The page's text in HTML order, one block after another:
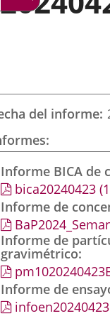
del informe
Informe BICA de
bica20240423
Informe de
Informe de
gravimétrico
Informe de
infoen20240423